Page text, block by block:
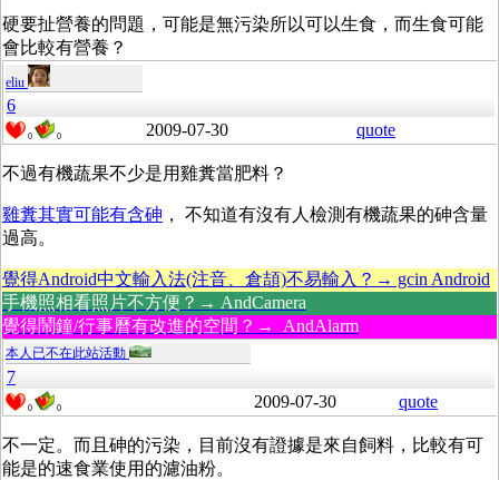
硬要扯營養的問題，可能是無污染所以可以生食，而生食可能
會比較有營養？
eliu
6
0 0 2009-07-30 quote
不過有機蔬果不少是用雞糞當肥料？
雞糞其實可能有含砷 ， 不知道有沒有人檢測有機蔬果的砷含量
過高。
覺得Android中文輸入法(注音、倉頡)不易輸入？→ gcin Android
手機照相看照片不方便？→ AndCamera
覺得鬧鐘/行事曆有改進的空間？→ AndAlarm
本人已不在此站活動
7
0 0 2009-07-30 quote
不一定。而且砷的污染，目前沒有證據是來自飼料，比較有可
能是的速食業使用的濾油粉。